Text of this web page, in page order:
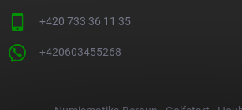
+420 733 36 11 35
+420603455268